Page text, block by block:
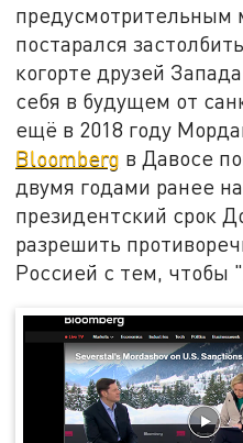
предусмотрительным
постарался
когорте друзей
себя в будущем от
ещё в 2018 году
Bloomberg в Давосе
двумя годами ранее
президентский срок
разрешить
Россией с тем, чтобы